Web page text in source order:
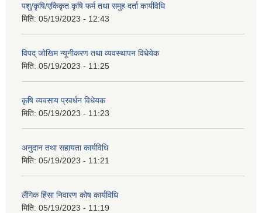
पशु/कृषि/एकिकृत कृषि फर्म तथा समुह दर्ता कार्यविधि
मिति: 05/19/2023 - 12:43
विपद् जोखिम न्यूनीकरण तथा व्यवस्थापन विधेयेक
मिति: 05/19/2023 - 11:25
कृषि व्यवसाय प्रवर्धन विधेयक
मिति: 05/19/2023 - 11:23
अनुदान तथा सहायता कार्यविधि
मिति: 05/19/2023 - 11:21
लैंगिक हिंसा निवारण कोष कार्यविधि
मिति: 05/19/2023 - 11:19